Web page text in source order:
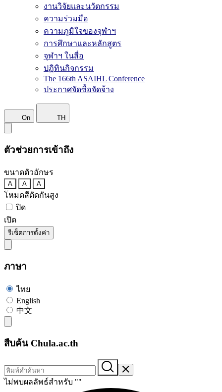
งานวิจัยและนวัตกรรม
ความร่วมมือ
ความภูมิใจของจุฬาฯ
การศึกษาและหลักสูตร
จุฬาฯ ในสื่อ
ปฏิทินกิจกรรม
The 166th ASAIHL Conference
ประกาศจัดซื้อจัดจ้าง
On TH
ตัวช่วยการเข้าถึง
ขนาดตัวอักษร
A A A
โหมดสีตัดกันสูง
ปิด
เปิด
รีเซ็ตการตั้งค่า
ภาษา
ไทย
English
中文
สืบค้น Chula.ac.th
ไม่พบผลลัพธ์สำหรับ ""